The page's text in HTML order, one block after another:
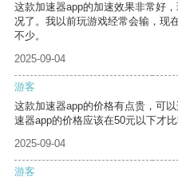
这款加速器app的加速效果非常好
况了。我以前玩游戏经常会输，现
不少。
2025-09-04
游客
这款加速器app的价格有点贵，可
速器app的价格应该在50元以下才比
2025-09-04
游客